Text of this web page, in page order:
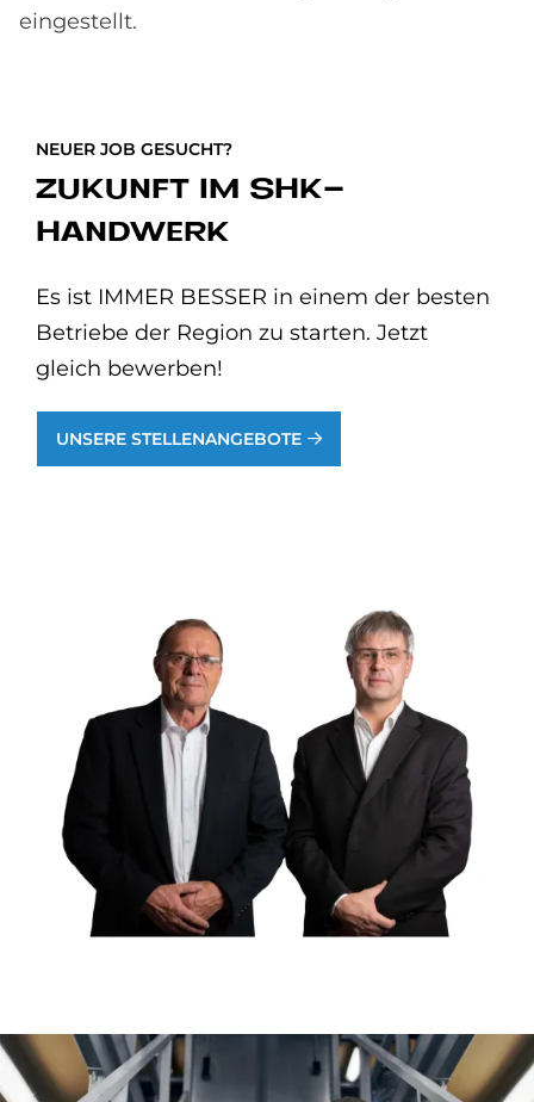
eingestellt.
NEUER JOB GESUCHT?
ZUKUNFT IM SHK-
HANDWERK
Es ist IMMER BESSER in einem der besten
Betriebe der Region zu starten. Jetzt
gleich bewerben!
UNSERE STELLENANGEBOTE